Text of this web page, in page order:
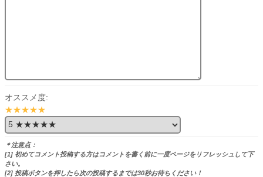
オススメ度:
★★★★★
＊注意点：
[1] 初めてコメント投稿する方はコメントを書く前に一度ページをリフレッシュして下
さい。
[2] 投稿ボタンを押したら次の投稿するまでは30秒お待ちください！